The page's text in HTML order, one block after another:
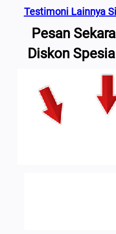
Testimoni Lainnya
Pesan
Diskon